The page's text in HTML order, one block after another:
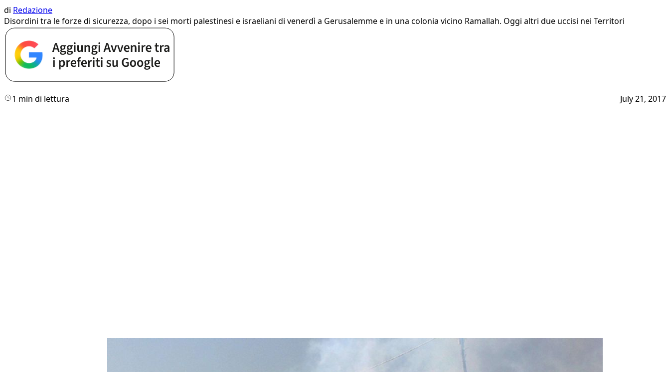
di Redazione
Disordini tra le forze di sicurezza, dopo i sei morti palestinesi e israeliani di venerdì a Gerusalemme e in una colonia vicino Ramallah. Oggi altri due uccisi nei Territori
1 min di lettura July 21, 2017